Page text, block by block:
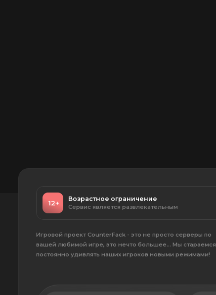
12+
Возрастное ограничение
Сервис является развлекательным
Игровой проект CounterFack - это не просто серверы по
вашей любимой игре, это нечто большее... Мы стараемся
постоянно удивлять наших игроков новыми режимами!